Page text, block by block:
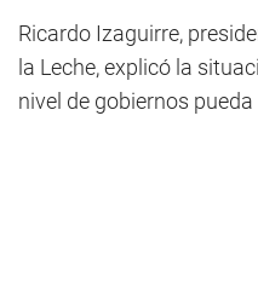
Ricardo Izaguirre,
la Leche, explicó la
nivel de gobiernos